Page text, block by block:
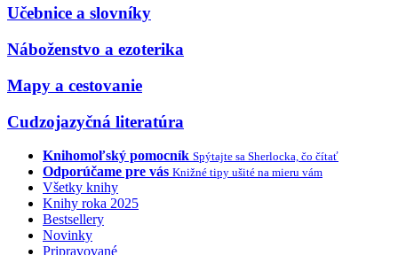
Učebnice a slovníky
Náboženstvo a ezoterika
Mapy a cestovanie
Cudzojazyčná literatúra
Knihomoľský pomocník Spýtajte sa Sherlocka, čo čítať
Odporúčame pre vás Knižné tipy ušité na mieru vám
Všetky knihy
Knihy roka 2025
Bestsellery
Novinky
Pripravované